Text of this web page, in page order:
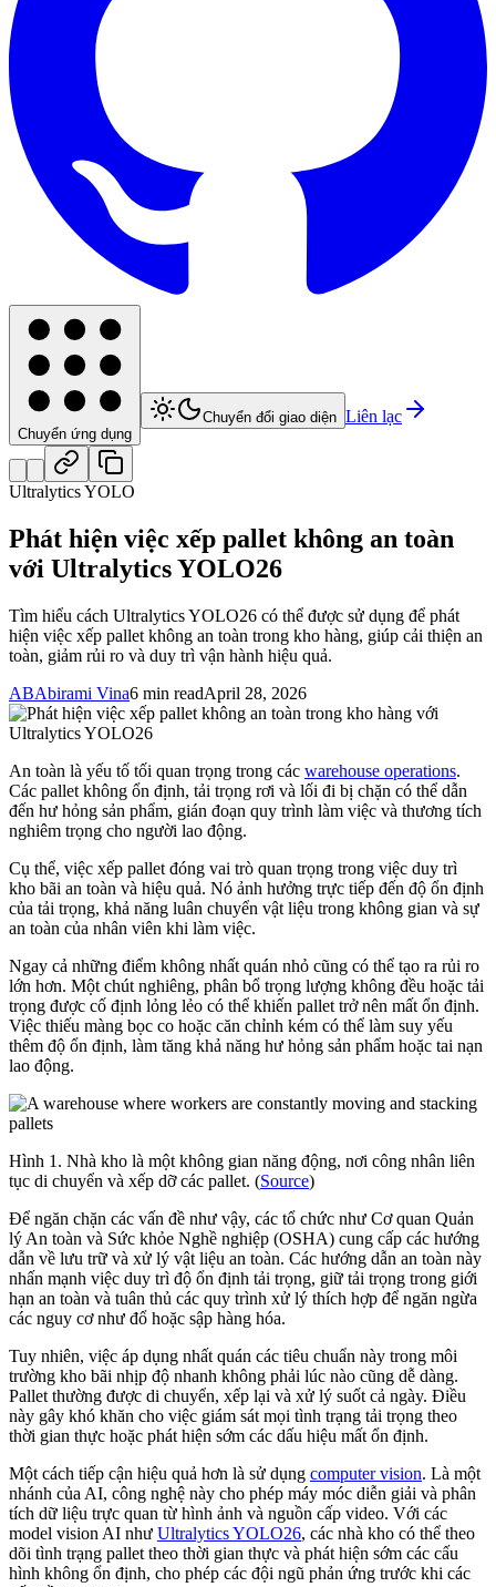
Chuyển ứng dụng
Chuyển đổi giao diện Liên lạc
Ultralytics YOLO
Phát hiện việc xếp pallet không an toàn
với Ultralytics YOLO26
Tìm hiểu cách Ultralytics YOLO26 có thể được sử dụng để phát
hiện việc xếp pallet không an toàn trong kho hàng, giúp cải thiện an
toàn, giảm rủi ro và duy trì vận hành hiệu quả.
ABAbirami Vina6 min readApril 28, 2026
An toàn là yếu tố tối quan trọng trong các warehouse operations.
Các pallet không ổn định, tải trọng rơi và lối đi bị chặn có thể dẫn
đến hư hỏng sản phẩm, gián đoạn quy trình làm việc và thương tích
nghiêm trọng cho người lao động.
Cụ thể, việc xếp pallet đóng vai trò quan trọng trong việc duy trì
kho bãi an toàn và hiệu quả. Nó ảnh hưởng trực tiếp đến độ ổn định
của tải trọng, khả năng luân chuyển vật liệu trong không gian và sự
an toàn của nhân viên khi làm việc.
Ngay cả những điểm không nhất quán nhỏ cũng có thể tạo ra rủi ro
lớn hơn. Một chút nghiêng, phân bổ trọng lượng không đều hoặc tải
trọng được cố định lỏng lẻo có thể khiến pallet trở nên mất ổn định.
Việc thiếu màng bọc co hoặc căn chỉnh kém có thể làm suy yếu
thêm độ ổn định, làm tăng khả năng hư hỏng sản phẩm hoặc tai nạn
lao động.
Hình 1. Nhà kho là một không gian năng động, nơi công nhân liên
tục di chuyển và xếp dỡ các pallet. (Source)
Để ngăn chặn các vấn đề như vậy, các tổ chức như Cơ quan Quản
lý An toàn và Sức khỏe Nghề nghiệp (OSHA) cung cấp các hướng
dẫn về lưu trữ và xử lý vật liệu an toàn. Các hướng dẫn an toàn này
nhấn mạnh việc duy trì độ ổn định tải trọng, giữ tải trọng trong giới
hạn an toàn và tuân thủ các quy trình xử lý thích hợp để ngăn ngừa
các nguy cơ như đổ hoặc sập hàng hóa.
Tuy nhiên, việc áp dụng nhất quán các tiêu chuẩn này trong môi
trường kho bãi nhịp độ nhanh không phải lúc nào cũng dễ dàng.
Pallet thường được di chuyển, xếp lại và xử lý suốt cả ngày. Điều
này gây khó khăn cho việc giám sát mọi tình trạng tải trọng theo
thời gian thực hoặc phát hiện sớm các dấu hiệu mất ổn định.
Một cách tiếp cận hiệu quả hơn là sử dụng computer vision. Là một
nhánh của AI, công nghệ này cho phép máy móc diễn giải và phân
tích dữ liệu trực quan từ hình ảnh và nguồn cấp video. Với các
model vision AI như Ultralytics YOLO26, các nhà kho có thể theo
dõi tình trạng pallet theo thời gian thực và phát hiện sớm các cấu
hình không ổn định, cho phép các đội ngũ phản ứng trước khi các